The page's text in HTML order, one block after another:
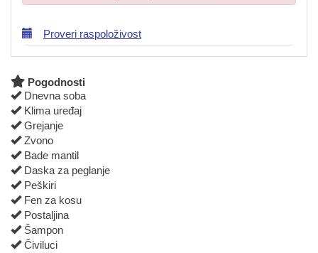
Proveri raspoloživost
Pogodnosti
Dnevna soba
Klima uređaj
Grejanje
Zvono
Bade mantil
Daska za peglanje
Peškiri
Fen za kosu
Postaljina
Šampon
Čiviluci